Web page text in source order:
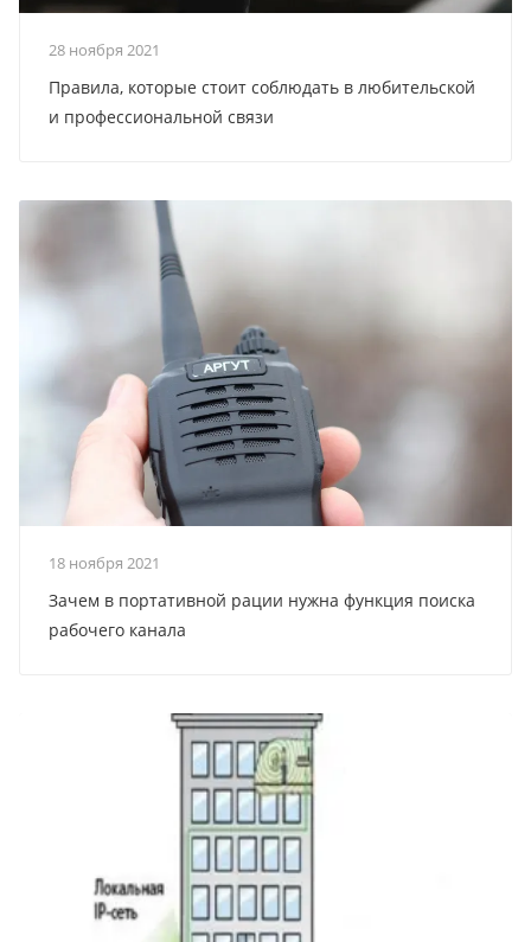
28 ноября 2021
Правила, которые стоит соблюдать в любительской
и профессиональной связи
18 ноября 2021
Зачем в портативной рации нужна функция поиска
рабочего канала